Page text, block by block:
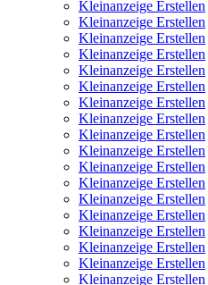
Kleinanzeige Erstellen
Kleinanzeige Erstellen
Kleinanzeige Erstellen
Kleinanzeige Erstellen
Kleinanzeige Erstellen
Kleinanzeige Erstellen
Kleinanzeige Erstellen
Kleinanzeige Erstellen
Kleinanzeige Erstellen
Kleinanzeige Erstellen
Kleinanzeige Erstellen
Kleinanzeige Erstellen
Kleinanzeige Erstellen
Kleinanzeige Erstellen
Kleinanzeige Erstellen
Kleinanzeige Erstellen
Kleinanzeige Erstellen
Kleinanzeige Erstellen